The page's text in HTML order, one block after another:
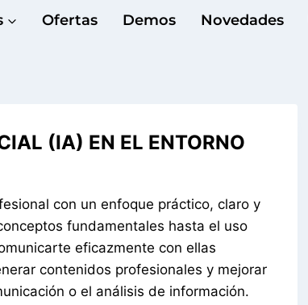
Ofertas Demos Novedades
(IA) EN EL ENTORNO
con un enfoque práctico, claro y
fundamentales hasta el uso
eficazmente con ellas
contenidos profesionales y mejorar
o el análisis de información.